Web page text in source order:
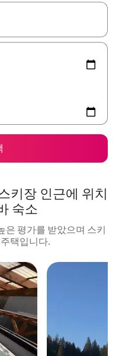
사용하거나 터치 또는 스와이
키장 인근에 위치
숙소
은 평가를 받았으며 스키
택입니다.